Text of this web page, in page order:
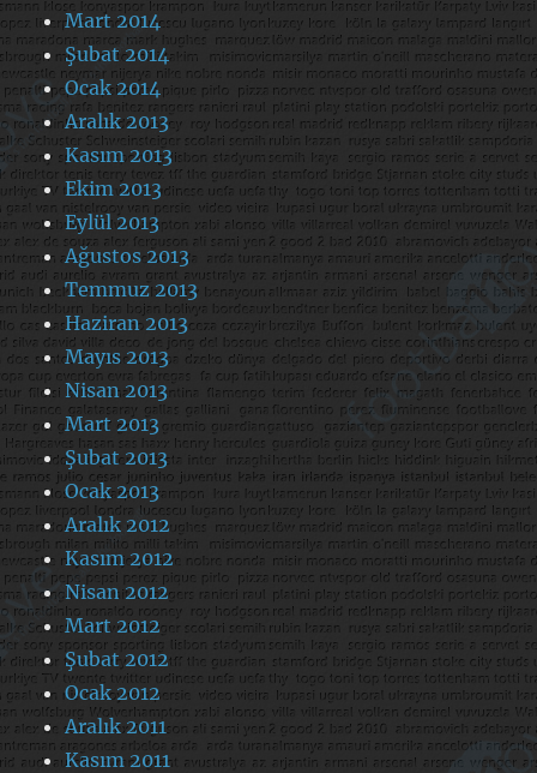
Mart 2014
Şubat 2014
Ocak 2014
Aralık 2013
Kasım 2013
Ekim 2013
Eylül 2013
Ağustos 2013
Temmuz 2013
Haziran 2013
Mayıs 2013
Nisan 2013
Mart 2013
Şubat 2013
Ocak 2013
Aralık 2012
Kasım 2012
Nisan 2012
Mart 2012
Şubat 2012
Ocak 2012
Aralık 2011
Kasım 2011